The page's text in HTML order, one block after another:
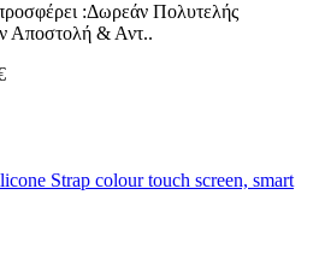
:Δωρεάν Πολυτελής
Αποστολή & Αντ..